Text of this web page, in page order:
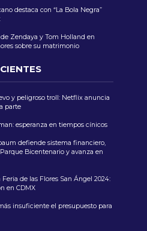
destaca con “La Bola Negra”
Zendaya y Tom Holland en
sobre su matrimonio
y peligroso troll: Netflix anuncia
parte
esperanza en tiempos cínicos
defiende sistema financiero,
Bicentenario y avanza en
Feria de las Flores San Ángel 2024:
en CDMX
insuficiente el presupuesto para